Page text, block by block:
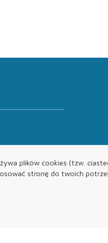
plików cookies (tzw.
stronę do twoich